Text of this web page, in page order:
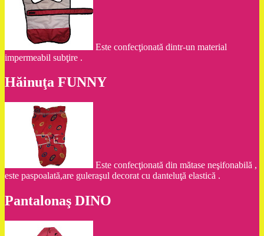
Este confecţionată dintr-un material
impermeabil subţire .
Hăinuţa FUNNY
Este confecţionată din mătase neşifonabilă ,
este paspoalată,are guleraşul decorat cu danteluţă elastică .
Pantalonaş DINO